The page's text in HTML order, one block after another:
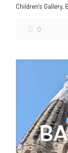
Children's Gallery,
0